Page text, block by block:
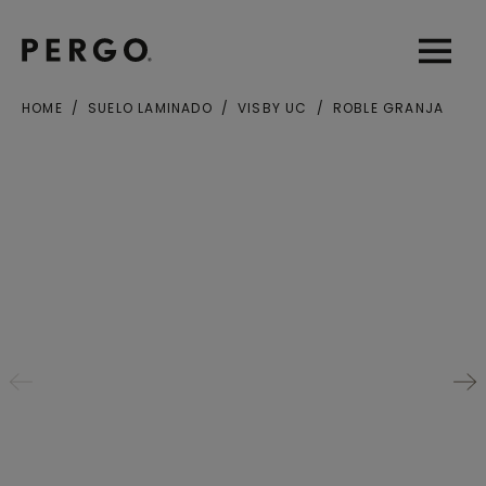
OpenOpen
HOME SUELO LAMINADO VISBY UC ROBLE GRANJA